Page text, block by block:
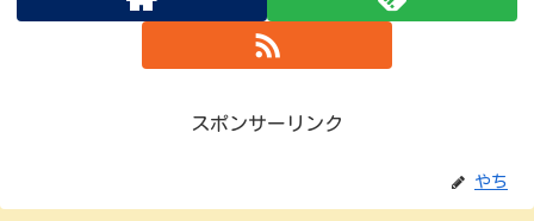
スポンサーリンク
やち